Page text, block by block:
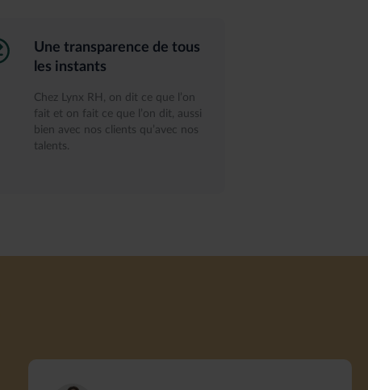
Une transparence de tous
les instants
Chez Lynx RH, on dit ce que l’on
fait et on fait ce que l’on dit, aussi
bien avec nos clients qu’avec nos
talents.